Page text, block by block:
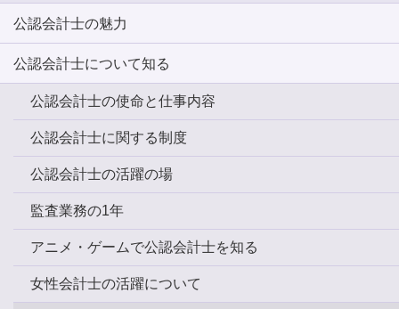
公認会計士の魅力
公認会計士について知る
公認会計士の使命と仕事内容
公認会計士に関する制度
公認会計士の活躍の場
監査業務の1年
アニメ・ゲームで公認会計士を知る
女性会計士の活躍について